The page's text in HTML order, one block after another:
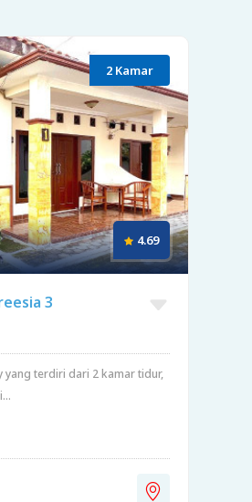
2 Kamar
4.69
3
yang terdiri dari 2 kamar tidur,